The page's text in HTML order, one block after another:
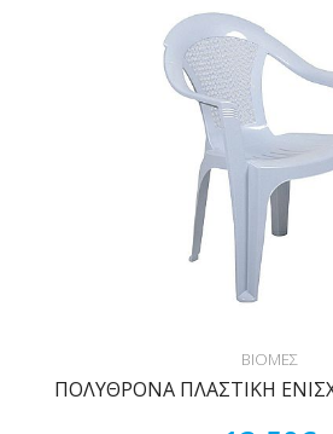
ΒΙΟΜΕΣ
ΠΟΛΥΘΡΟΝΑ ΠΛΑΣΤΙΚΗ